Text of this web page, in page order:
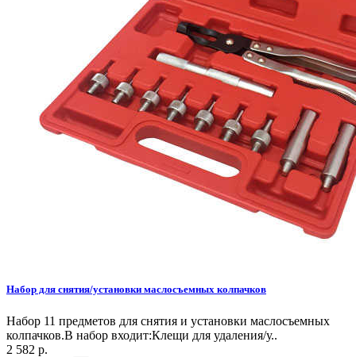
Набор для снятия/установки маслосъемных колпачков
Набор 11 предметов для снятия и установки маслосъемных
колпачков.В набор входит:Клещи для удаления/у..
2 582 р.